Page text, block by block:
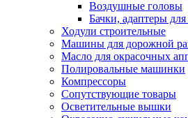
Воздушные головы
Бачки, адаптеры для
Ходули строительные
Машины для дорожной
Масло для окрасочных
Полировальные машинки
Компрессоры
Сопутствующие товары
Осветительные вышки